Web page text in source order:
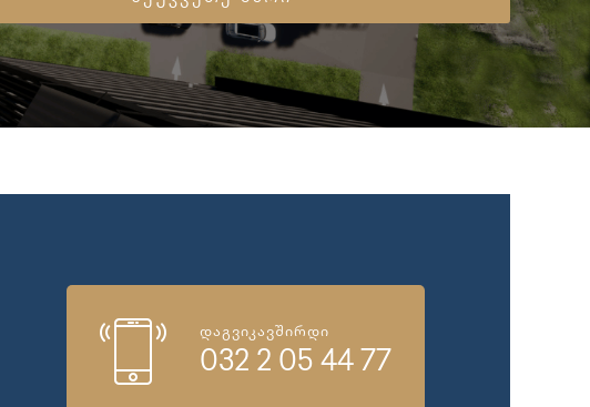
დაგვიკავშირდი
032 2 05 44 77